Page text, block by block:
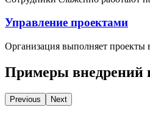
Управление проектами
Организация выполняет проекты
Примеры внедрений
Previous Next